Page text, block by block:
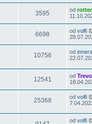
3595 od
6698 od volfi
10756 od
12541 od
25368 od volfi
od volfi